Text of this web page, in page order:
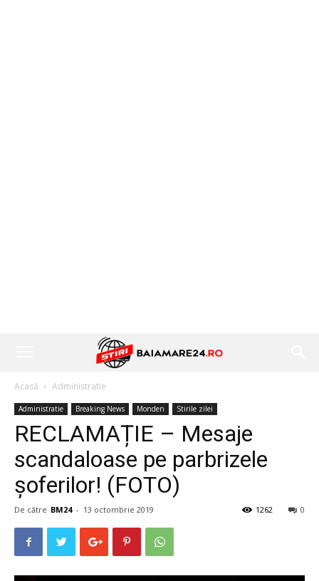
Acasă Administratie
Administratie Breaking News Monden Stirile zilei
RECLAMAȚIE – Mesaje
scandaloase pe parbrizele
șoferilor! (FOTO)
De către BM24 - 13 octombrie 2019 0
1262